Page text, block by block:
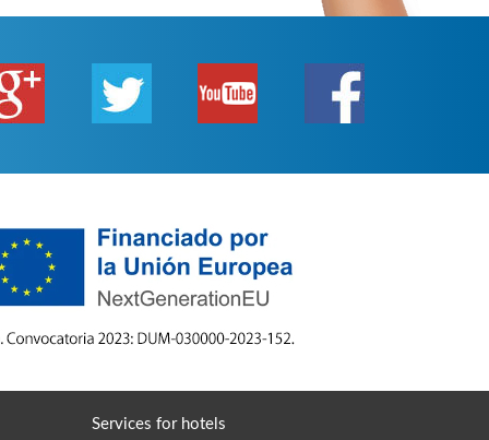
Services for hotels